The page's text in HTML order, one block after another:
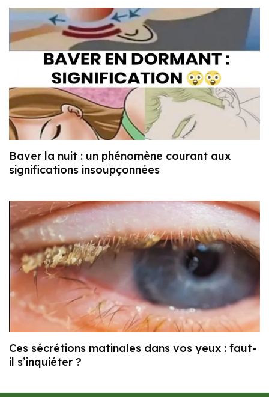
Baver la nuit : un phénomène courant aux
significations insoupçonnées
Ces sécrétions matinales dans vos yeux : faut-
il s’inquiéter ?